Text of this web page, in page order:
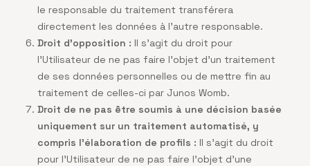
le responsable du traitement transférera
directement les données à l’autre responsable.
Droit d’opposition : Il s’agit du droit pour
l’Utilisateur de ne pas faire l’objet d’un traitement
de ses données personnelles ou de mettre fin au
traitement de celles-ci par Junos Womb.
Droit de ne pas être soumis à une décision basée
uniquement sur un traitement automatisé, y
compris l’élaboration de profils : Il s’agit du droit
pour l’Utilisateur de ne pas faire l’objet d’une